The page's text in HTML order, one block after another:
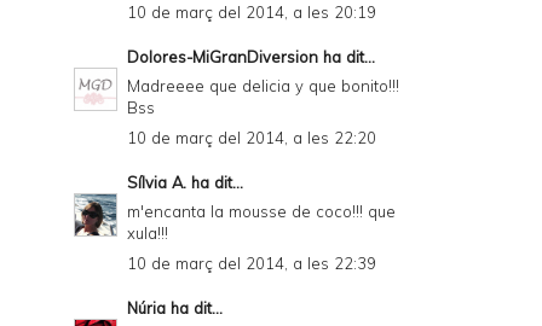
10 de març del 2014, a les 20:19
Dolores-MiGranDiversion ha dit...
Madreeee que delicia y que bonito!!!
Bss
10 de març del 2014, a les 22:20
Sílvia A. ha dit...
m'encanta la mousse de coco!!! que
xula!!!
10 de març del 2014, a les 22:39
Núria ha dit...